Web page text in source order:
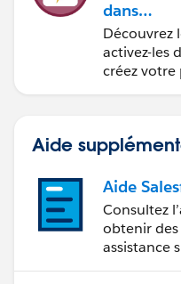
dans
vices
Découvrez
activez-les
créez votre
Aide
Aide
Consultez
obtenir des
assistance